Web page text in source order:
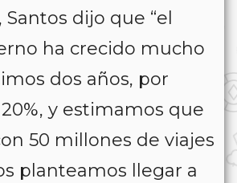
dijo que “el
ha crecido mucho
dos años, por
y estimamos que
50 millones de viajes
planteamos llegar a